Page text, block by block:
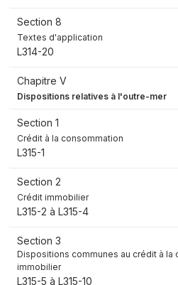
Section 8
Textes d'application
L314-20
Chapitre V
Dispositions relatives à l'outre-mer
Section 1
Crédit à la consommation
L315-1
Section 2
Crédit immobilier
L315-2 à L315-4
Section 3
Dispositions communes au crédit à la
immobilier
L315-5 à L315-10